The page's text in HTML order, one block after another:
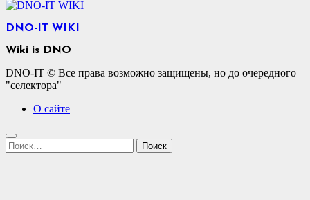
DNO-IT WIKI
Wiki is DNO
DNO-IT © Все права возможно защищены, но до очередного
"селектора"
О сайте
Найти: